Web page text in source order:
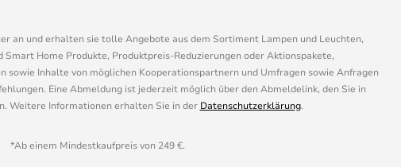
an und erhalten sie tolle Angebote aus dem Sortiment Lampen und Leuchten,
Home Produkte, Produktpreis-Reduzierungen oder Aktionspakete,
sowie Inhalte von möglichen Kooperationspartnern und Umfragen sowie Anfragen
Eine Abmeldung ist jederzeit möglich über den Abmeldelink, den Sie in
Weitere Informationen erhalten Sie in der Datenschutzerklärung.
*Ab einem Mindestkaufpreis von 249 €.